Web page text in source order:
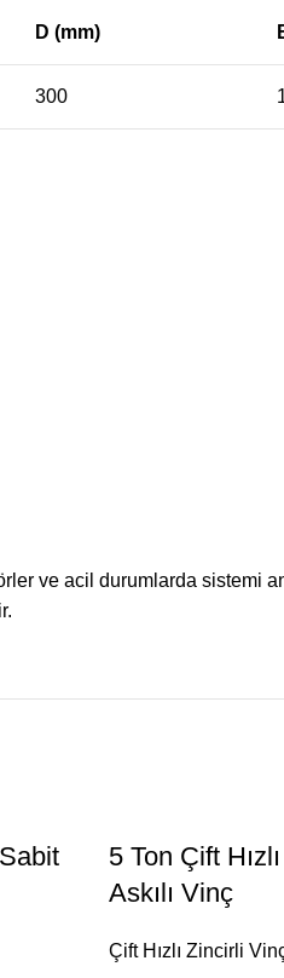
D (mm)
300
ve acil durumlarda sistemi
5 Ton Çift
Askılı Vinç
Çift Hızlı Zincirli